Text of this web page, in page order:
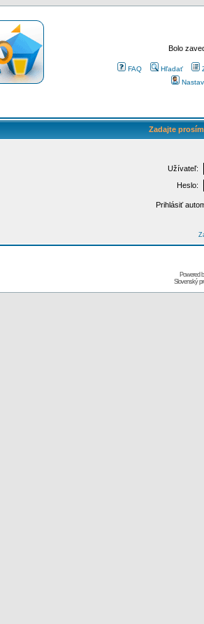
Bolo
FAQ Hľadať
Zadajte
Užívateľ:
Heslo:
Prihlásiť
Powered
Slovenský